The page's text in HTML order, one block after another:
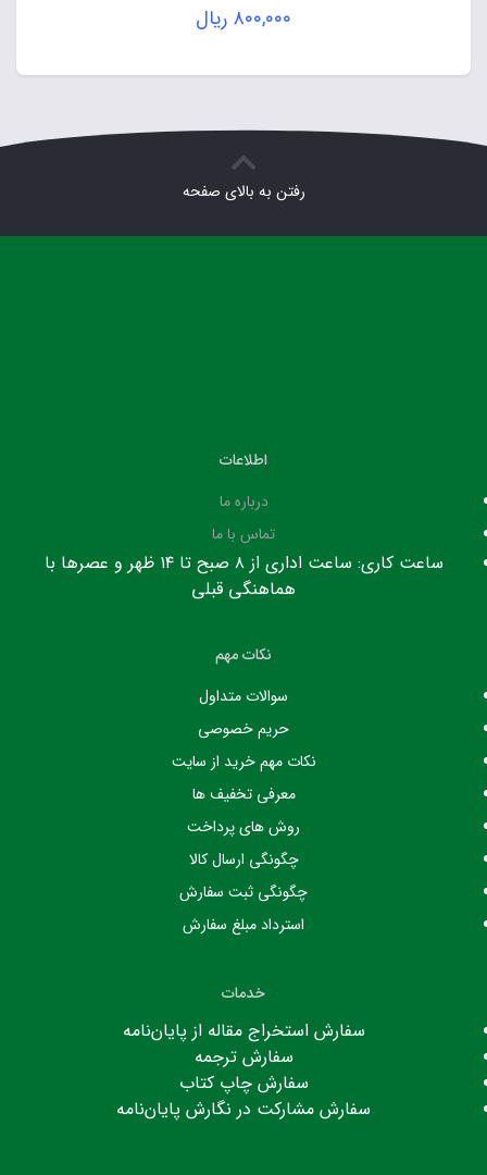
۸۰۰,۰۰۰ ریال
رفتن به بالای صفحه
اطلاعات
درباره ما
تماس با ما
ساعت کاری: ساعت اداری از ۸ صبح تا ۱۴ ظهر و عصرها با
هماهنگی قبلی
نکات مهم
سوالات متداول
حریم خصوصی
نکات مهم خرید از سایت
معرفی تخفیف ها
روش های پرداخت
چگونگی ارسال کالا
چگونگی ثبت سفارش
استرداد مبلغ سفارش
خدمات
سفارش استخراج مقاله از پایان‌نامه
سفارش ترجمه
سفارش چاپ کتاب
سفارش مشارکت در نگارش پایان‌نامه